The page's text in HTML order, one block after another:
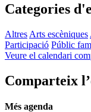
Categories
Altres Arts escèniques
Participació Públic
Veure el calendari
Comparteix
Més agenda